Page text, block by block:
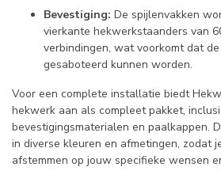
Bevestiging: De spijlenvakken
vierkante hekwerkstaanders van
verbindingen, wat voorkomt dat
gesaboteerd kunnen worden.
Voor een complete installatie biedt
hekwerk aan als compleet pakket,
bevestigingsmaterialen en paalkappen.
in diverse kleuren en afmetingen, zodat
afstemmen op jouw specifieke wensen